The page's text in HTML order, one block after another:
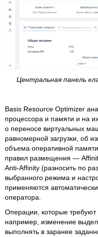
Центральная панель
Basis Resource Optimizer
процессора и памяти и на
о переносе виртуальных
равномерной загрузки, об
объема оперативной
правил размещения —
Anti-Affinity (разносить по
выбранного режима и
применяются
оператора.
Операции, которые требуют
например, изменение
выполнять в заранее